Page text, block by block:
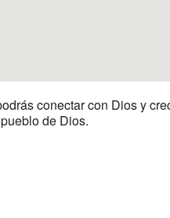
conectar con Dios y
de Dios.